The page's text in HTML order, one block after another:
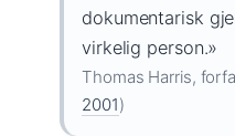
dokumentarisk
virkelig person.»
Thomas Harris,
2001)